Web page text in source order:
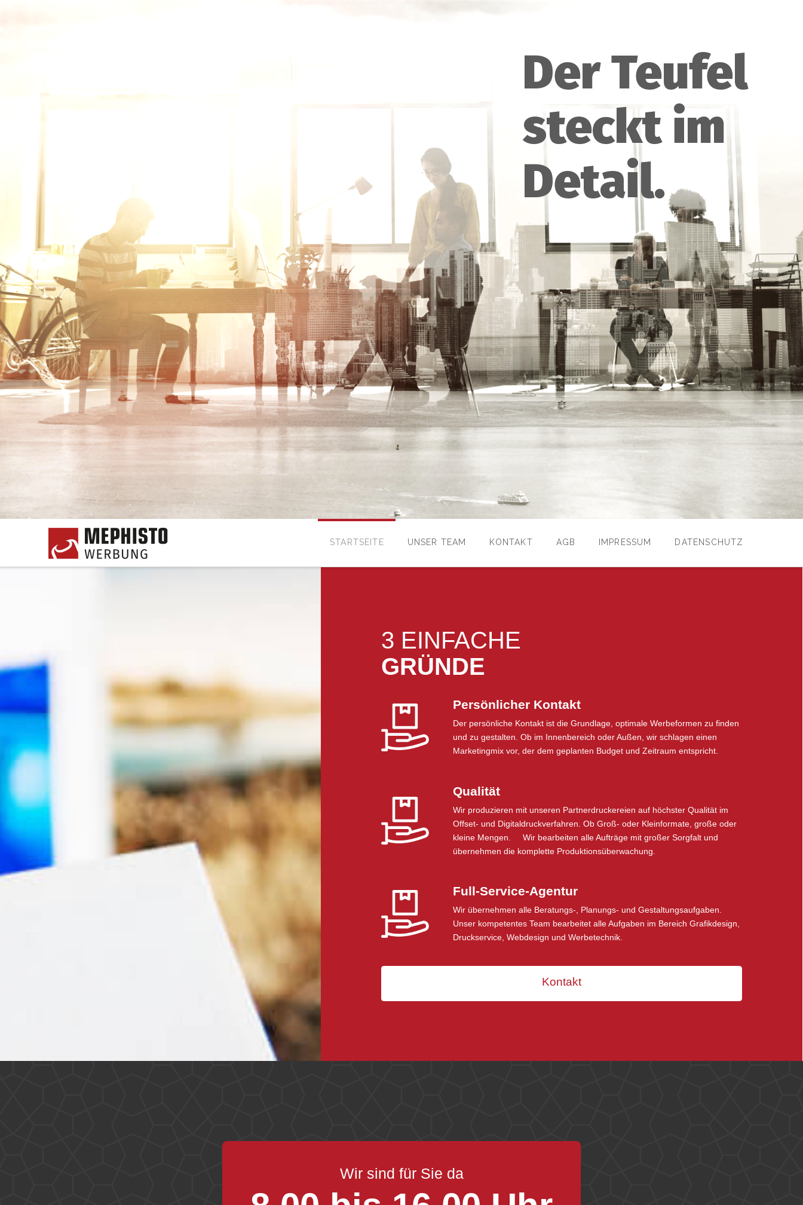
Der Teufel
steckt im
Detail.
STARTSEITE UNSER TEAM KONTAKT AGB IMPRESSUM DATENSCHUTZ
3 EINFACHE
GRÜNDE
Persönlicher Kontakt
Der persönliche Kontakt ist die Grundlage, optimale Werbeformen zu finden
und zu gestalten. Ob im Innenbereich oder Außen, wir schlagen einen
Marketingmix vor, der dem geplanten Budget und Zeitraum entspricht.
Qualität
Wir produzieren mit unseren Partnerdruckereien auf höchster Qualität im
Offset- und Digitaldruckverfahren. Ob Groß- oder Kleinformate, große oder
kleine Mengen. Wir bearbeiten alle Aufträge mit großer Sorgfalt und
übernehmen die komplette Produktionsüberwachung.
Full-Service-Agentur
Wir übernehmen alle Beratungs-, Planungs- und Gestaltungsaufgaben.
Unser kompetentes Team bearbeitet alle Aufgaben im Bereich Grafikdesign,
Druckservice, Webdesign und Werbetechnik.
Kontakt
Wir sind für Sie da